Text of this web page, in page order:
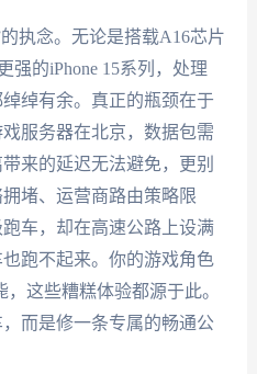
执念。无论是搭载A16芯片
强的iPhone 15系列，处理
绰有余。真正的瓶颈在于
服务器在北京，数据包需
来的延迟无法避免，更别
堵、运营商路由策略限
车，却在高速公路上设满
跑不起来。你的游戏角色
这些糟糕体验都源于此。
而是修一条专属的畅通公